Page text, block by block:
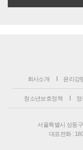
회사소개 윤리강
청소년보호정책 정
서울특별시 성동
대표전화 :